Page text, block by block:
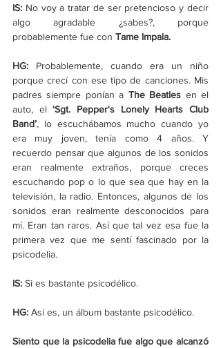
IS: No voy a tratar de ser pretencioso y decir
algo agradable ¿sabes?, porque
probablemente fue con Tame Impala.
HG: Probablemente, cuando era un niño
porque crecí con ese tipo de canciones. Mis
padres siempre ponían a The Beatles en el
auto, el ‘Sgt. Pepper's Lonely Hearts Club
Band’, lo escuchábamos mucho cuando yo
era muy joven, tenía como 4 años. Y
recuerdo pensar que algunos de los sonidos
eran realmente extraños, porque creces
escuchando pop o lo que sea que hay en la
televisión, la radio. Entonces, algunos de los
sonidos eran realmente desconocidos para
mí. Eran tan raros. Así que tal vez esa fue la
primera vez que me sentí fascinado por la
psicodelia.
IS: Si es bastante psicodélico.
HG: Así es, un álbum bastante psicodélico.
Siento que la psicodelia fue algo que alcanzó